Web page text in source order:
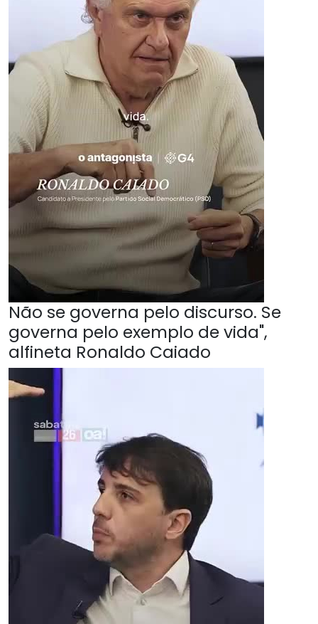
Não se governa pelo discurso. Se
governa pelo exemplo de vida",
alfineta Ronaldo Caiado